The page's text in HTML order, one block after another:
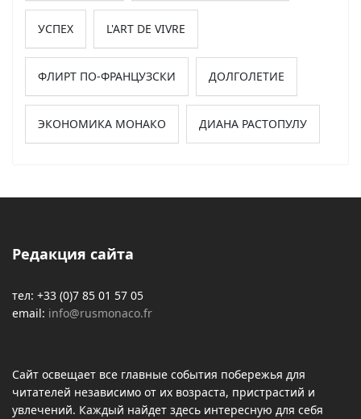
УСПЕХ L'ART DE VIVRE
ФЛИРТ ПО-ФРАНЦУЗСКИ ДОЛГОЛЕТИЕ
ЭКОНОМИКА МОНАКО ДИАНА РАСТОПУЛУ
Редакция сайта
тел: +33 (0)7 85 01 57 05
email: info@rusmonaco.fr
Сайт освещает все главные события побережья для
читателей независимо от их возраста, пристрастий и
увлечений. Каждый найдет здесь интересную для себя